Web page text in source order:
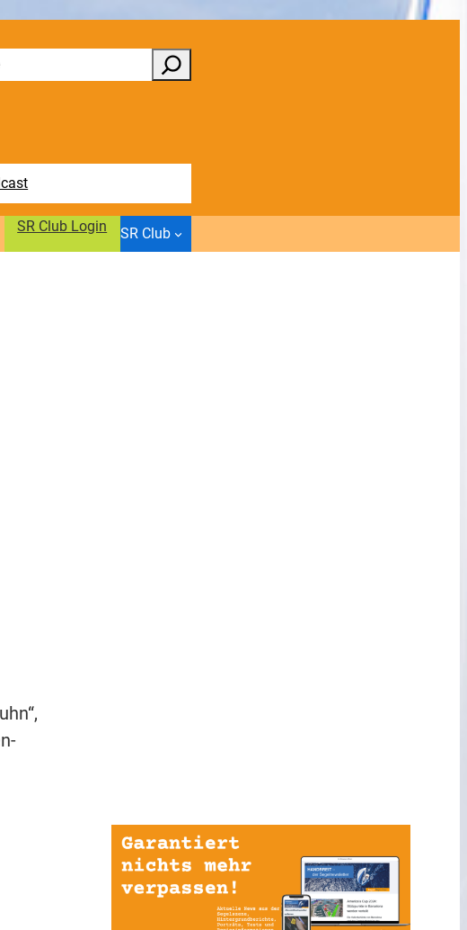
SR Club Login SR Club